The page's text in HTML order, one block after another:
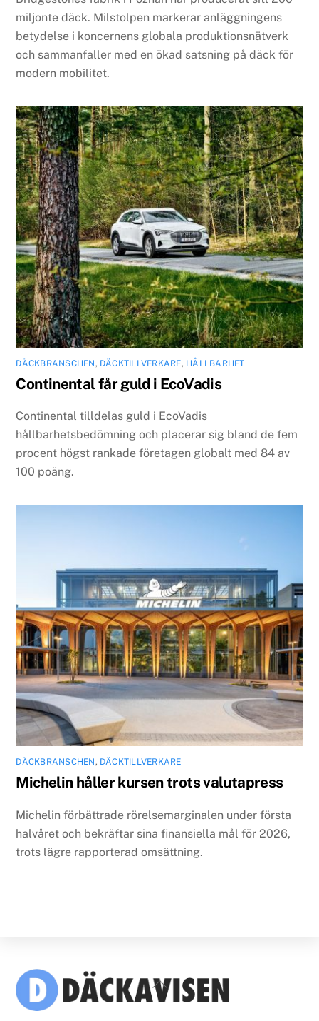
miljonte däck. Milstolpen markerar anläggningens
betydelse i koncernens globala produktionsnätverk
och sammanfaller med en ökad satsning på däck för
modern mobilitet.
DÄCKBRANSCHEN , DÄCKTILLVERKARE, HÅLLBARHET
Continental får guld i EcoVadis
Continental tilldelas guld i EcoVadis
hållbarhetsbedömning och placerar sig bland de fem
procent högst rankade företagen globalt med 84 av
100 poäng.
DÄCKBRANSCHEN, DÄCKTILLVERKARE
Michelin håller kursen trots valutapress
Michelin förbättrade rörelsemarginalen under första
halvåret och bekräftar sina finansiella mål för 2026,
trots lägre rapporterad omsättning.
Back
To